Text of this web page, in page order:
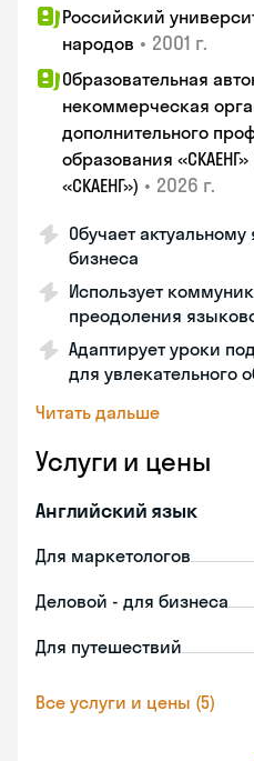
Российский
народов • 2001 г.
Образовательная
некоммерческая
дополнительного
образования
«СКАЕНГ») • 2026 г.
Обучает
бизнеса
Использует
преодоления
Адаптирует уроки
для увлекательного
Читать дальше
Услуги и цены
Английский язык
Для маркетологов
Деловой - для бизнеса
Для путешествий
Все услуги и цены (5)